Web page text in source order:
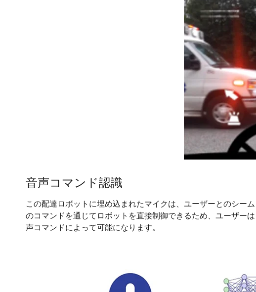
音声コマンド認識
この配達ロボットに埋め込まれたマイクは、ユーザーとのシー
のコマンドを通じてロボットを直接制御できるため、ユーザー
声コマンドによって可能になります。